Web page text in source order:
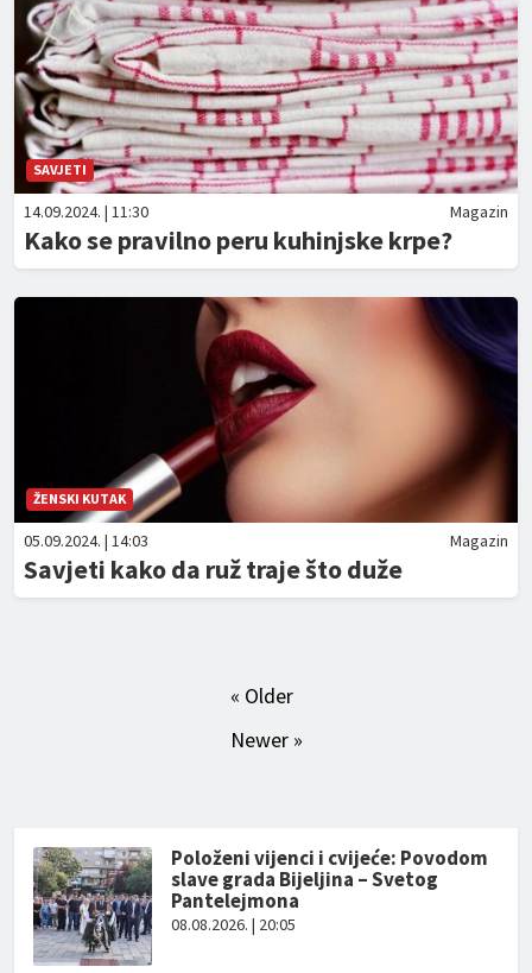
SAVJETI
14.09.2024. | 11:30 Magazin
Kako se pravilno peru kuhinjske krpe?
ŽENSKI KUTAK
05.09.2024. | 14:03 Magazin
Savjeti kako da ruž traje što duže
« Older
Newer »
Položeni vijenci i cvijeće: Povodom
slave grada Bijeljina – Svetog
Pantelejmona
08.08.2026. | 20:05